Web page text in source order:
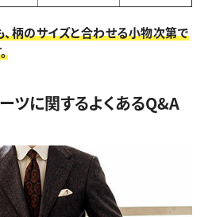
柄のサイズと合わせる小物次第で
ツに関するよくあるQ&A